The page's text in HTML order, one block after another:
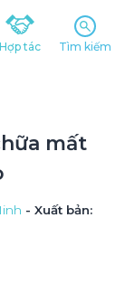
Hợp tác Tìm kiếm
mất